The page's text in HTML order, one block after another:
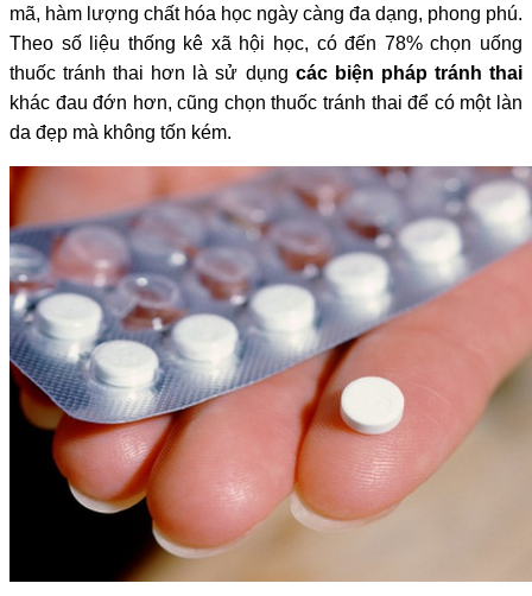
mã, hàm lượng chất hóa học ngày càng đa dạng, phong phú.
Theo số liệu thống kê xã hội học, có đến 78% chọn uống
thuốc tránh thai hơn là sử dụng các biện pháp tránh thai
khác đau đớn hơn, cũng chọn thuốc tránh thai để có một làn
da đẹp mà không tốn kém.